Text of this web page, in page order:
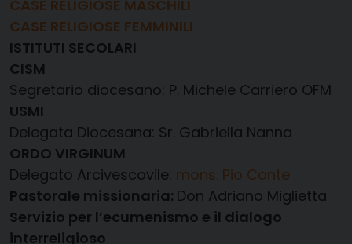
CASE RELIGIOSE MASCHILI
CASE RELIGIOSE FEMMINILI
ISTITUTI SECOLARI
CISM
Segretario diocesano: P. Michele Carriero OFM
USMI
Delegata Diocesana: Sr. Gabriella Nanna
ORDO VIRGINUM
Delegato Arcivescovile: mons. Pio Conte
Pastorale missionaria: Don Adriano Miglietta
Servizio per l’ecumenismo e il dialogo
interreligioso